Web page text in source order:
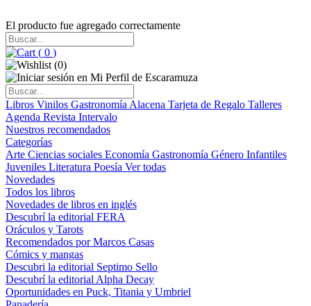
El producto fue agregado correctamente
( 0 )
(0)
Libros Vinilos Gastronomía Alacena Tarjeta de Regalo Talleres
Agenda Revista Intervalo
Nuestros recomendados
Categorías
Arte Ciencias sociales Economía Gastronomía Género Infantiles
Juveniles Literatura Poesía Ver todas
Novedades
Todos los libros
Novedades de libros en inglés
Descubrí la editorial FERA
Oráculos y Tarots
Recomendados por Marcos Casas
Cómics y mangas
Descubri la editorial Septimo Sello
Descubrí la editorial Alpha Decay
Oportunidades en Puck, Titania y Umbriel